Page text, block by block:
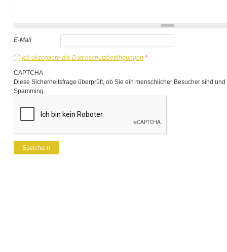
E-Mail
Ich akzeptiere die Datenschutzbedingungen *
CAPTCHA
Diese Sicherheitsfrage überprüft, ob Sie ein menschlicher Besucher sind
Spamming.